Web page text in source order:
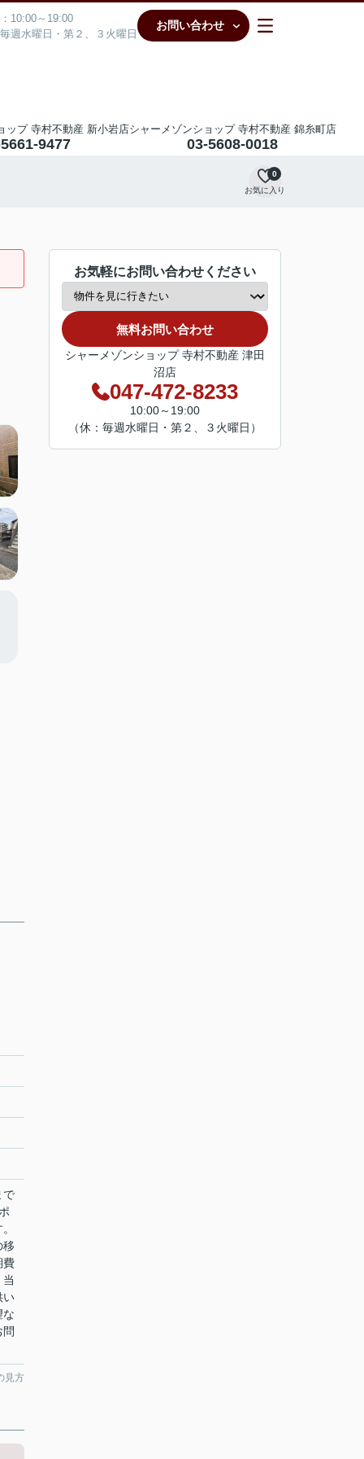
10:00～19:00
週水曜日・第２、３火曜日
お問い合わせ
ップ 寺村不動産 新小岩店
9477
シャーメゾンショップ 寺村不動産 錦糸町店
03-5608-0018
お気に入り
0
で
移
費
い
な
見方
お気軽にお問い合わせください
無料お問い合わせ
シャーメゾンショップ 寺村不動産 津田
沼店
047-472-8233
10:00～19:00
（休：毎週水曜日・第２、３火曜日）